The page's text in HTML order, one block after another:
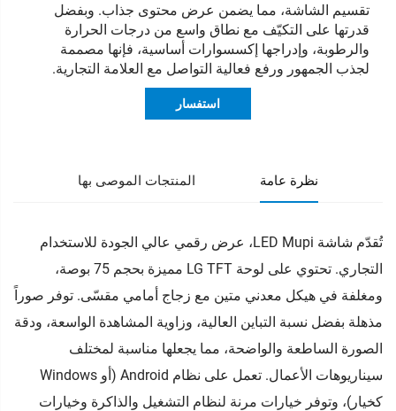
تقسيم الشاشة، مما يضمن عرض محتوى جذاب. وبفضل
قدرتها على التكيّف مع نطاق واسع من درجات الحرارة
والرطوبة، وإدراجها إكسسوارات أساسية، فإنها مصممة
لجذب الجمهور ورفع فعالية التواصل مع العلامة التجارية.
استفسار
نظرة عامة المنتجات الموصى بها
تُقدّم شاشة LED Mupi، عرض رقمي عالي الجودة للاستخدام
التجاري. تحتوي على لوحة LG TFT مميزة بحجم 75 بوصة،
ومغلفة في هيكل معدني متين مع زجاج أمامي مقسّى. توفر صوراً
مذهلة بفضل نسبة التباين العالية، وزاوية المشاهدة الواسعة، ودقة
الصورة الساطعة والواضحة، مما يجعلها مناسبة لمختلف
سيناريوهات الأعمال. تعمل على نظام Android (أو Windows
كخيار)، وتوفر خيارات مرنة لنظام التشغيل والذاكرة وخيارات